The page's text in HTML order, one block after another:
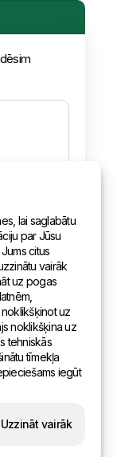
LV-5404
lai saglabātu
par Jūsu
citus
vairāk
uz pogas
uz
noklikšķina uz
tehniskās
tīmekļa
iegūt
Uzzināt vairāk